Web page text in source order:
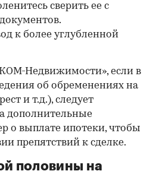
сверить ее с
к более углубленной
Недвижимости», если в
об обременениях на
и т.д.), следует
дополнительные
о выплате ипотеки, чтобы
препятствий к сделке.
половины на